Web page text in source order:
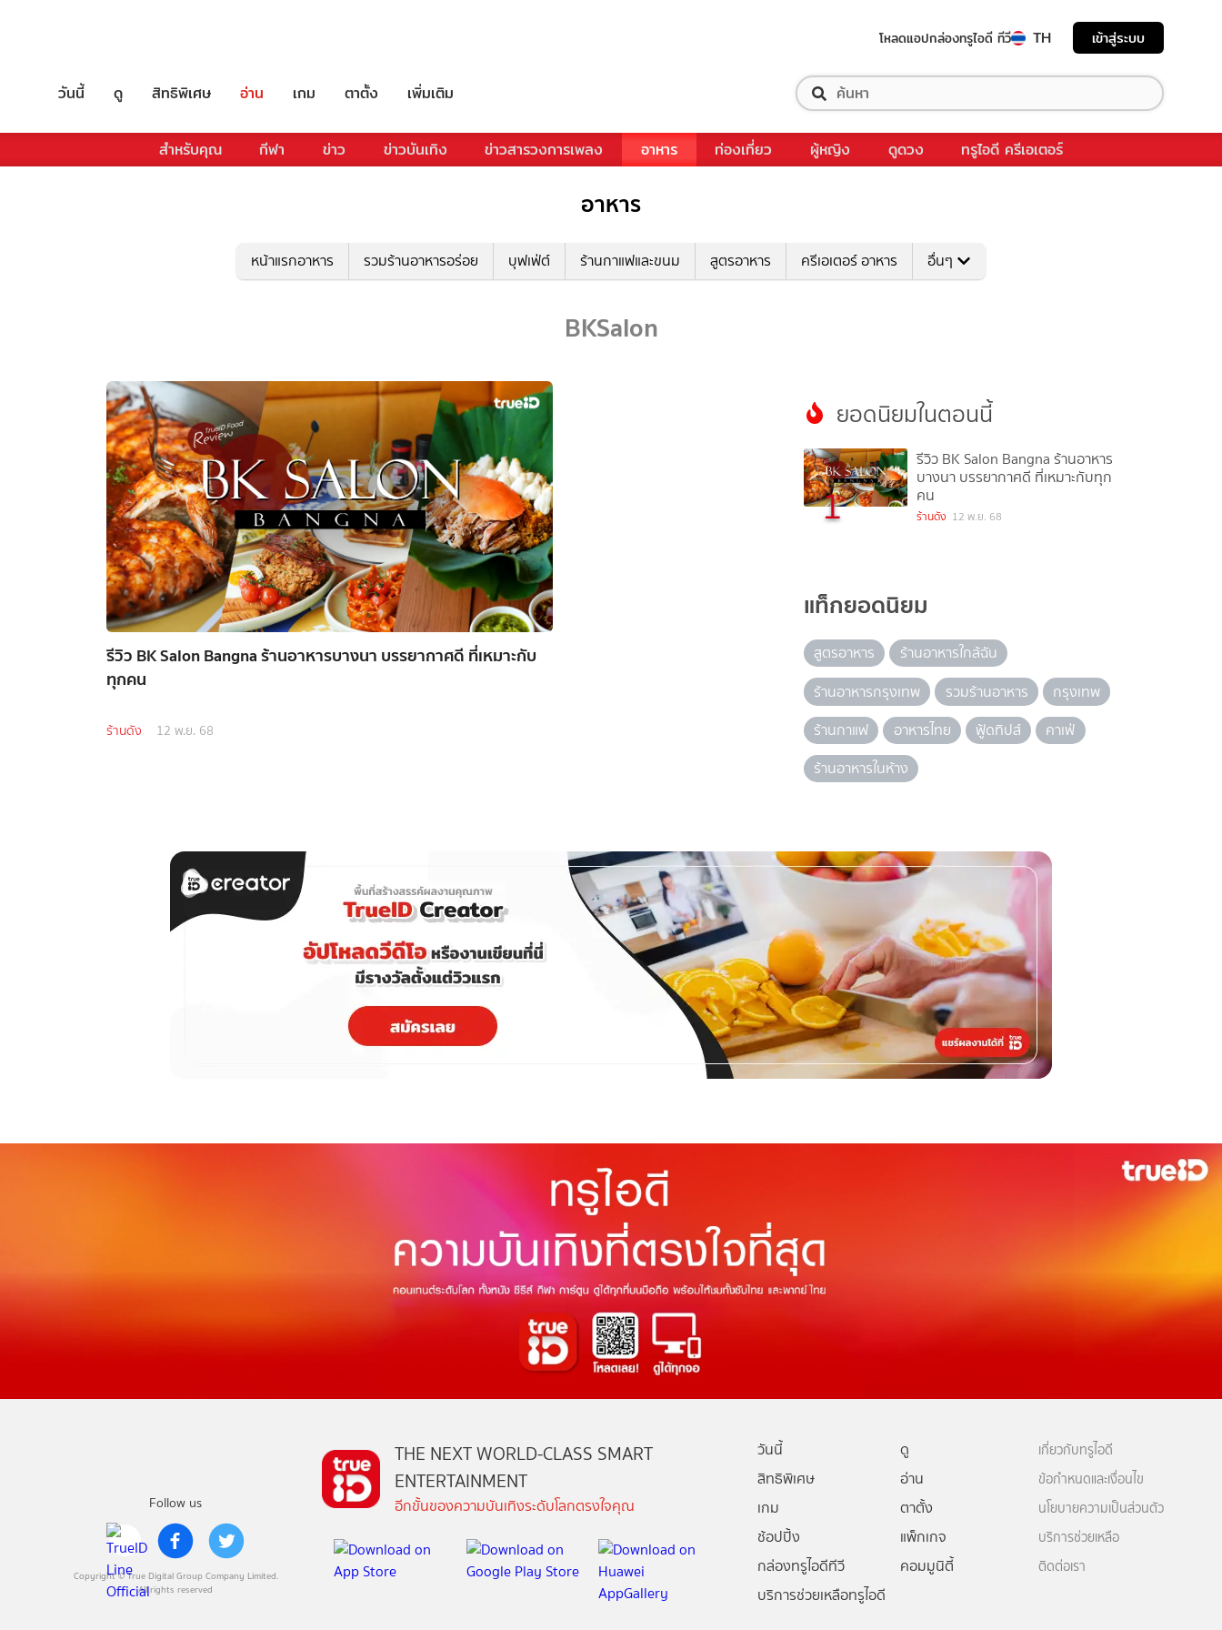
โหลดแอปกล่องทรูไอดี ทีวี TH เข้าสู่ระบบ
วันนี้ ดู สิทธิพิเศษ อ่าน เกม ตาตั้ง เพิ่มเติม
สำหรับคุณ กีฬา ข่าว ข่าวบันเทิง ข่าวสารวงการเพลง อาหาร ท่องเที่ยว ผู้หญิง ดูดวง ทรูไอดี ครีเอเตอร์
อาหาร
หน้าแรกอาหาร รวมร้านอาหารอร่อย บุฟเฟ่ต์ ร้านกาแฟและขนม สูตรอาหาร ครีเอเตอร์ อาหาร อื่นๆ
BKSalon
รีวิว BK Salon Bangna ร้านอาหารบางนา บรรยากาศดี ที่เหมาะกับ
ทุกคน
ร้านดัง 12 พ.ย. 68
ยอดนิยมในตอนนี้
1
รีวิว BK Salon Bangna ร้านอาหาร
บางนา บรรยากาศดี ที่เหมาะกับทุก
คน
ร้านดัง 12 พ.ย. 68
แท็กยอดนิยม
สูตรอาหาร
ร้านอาหารใกล้ฉัน
ร้านอาหารกรุงเทพ
รวมร้านอาหาร
กรุงเทพ
ร้านกาแฟ
อาหารไทย ฟู้ดทิปส์
คาเฟ่
ร้านอาหารในห้าง
Follow us
Copyright © True Digital Group Company Limited.
All rights reserved
THE NEXT WORLD-CLASS SMART
ENTERTAINMENT
อีกขั้นของความบันเทิงระดับโลกตรงใจคุณ
วันนี้
ดู
สิทธิพิเศษ
อ่าน
เกม
ตาตั้ง
ช้อปปิ้ง
แพ็กเกจ
กล่องทรูไอดีทีวี
คอมมูนิตี้
บริการช่วยเหลือทรูไอดี
เกี่ยวกับทรูไอดี
ข้อกำหนดและเงื่อนไข
นโยบายความเป็นส่วนตัว
บริการช่วยเหลือ
ติดต่อเรา